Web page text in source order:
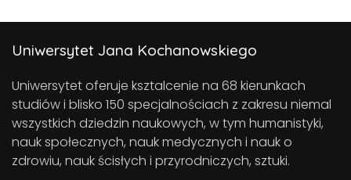
Uniwersytet Jana Kochanowskiego
Uniwersytet oferuje ksztalcenie na 68 kierunkach
studiów i blisko 150 specjalnościach z zakresu niemal
wszystkich dziedzin naukowych, w tym humanistyki,
nauk społecznych, nauk medycznych i nauk o
zdrowiu, nauk ścisłych i przyrodniczych, sztuki.